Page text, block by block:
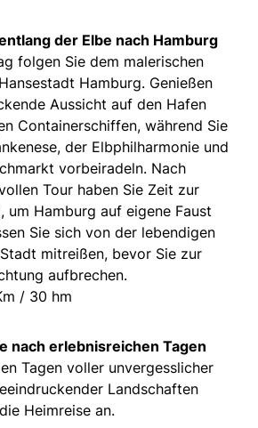
der Elbe nach Hamburg
folgen Sie dem malerischen
Hamburg. Genießen
Aussicht auf den Hafen
Containerschiffen, während Sie
der Elbphilharmonie und
vorbeiradeln. Nach
Tour haben Sie Zeit zur
um Hamburg auf eigene Faust
Sie sich von der lebendigen
mitreißen, bevor Sie zur
aufbrechen.
/ 30 hm
nach erlebnisreichen Tagen
Tagen voller unvergesslicher
Landschaften
Heimreise an.